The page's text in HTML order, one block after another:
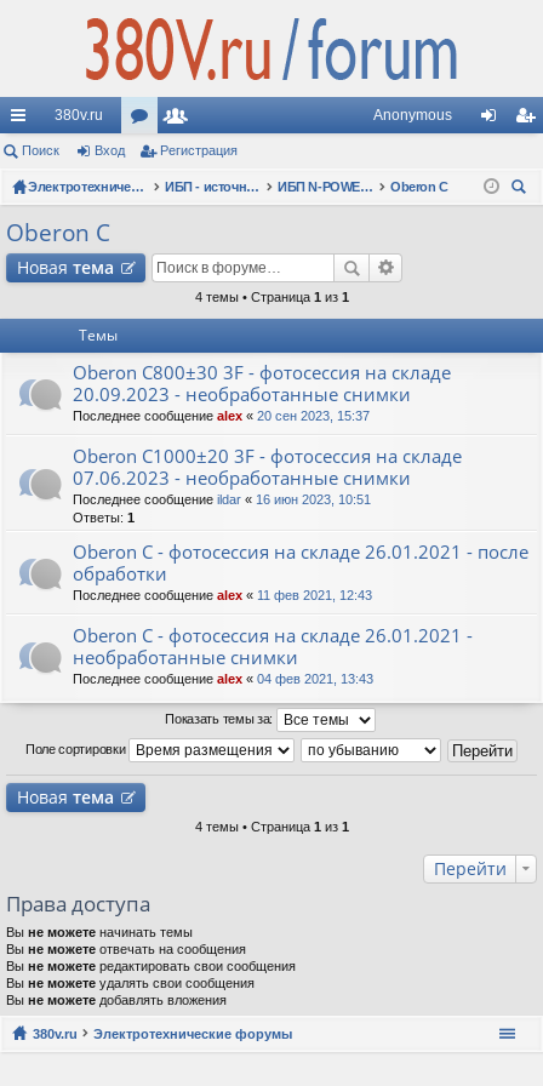
с
ы
лк
380v.ru
ор
ум
ол
ьз
ат
Anonymous
д ис
Поиск Вход Регистрация
Электротехнические форумы ИБП - источники бесперебойного питания ИБП N-POWER: новые модели (презентации, фотосессии, обзоры)
Oberon C
Oberon C
Новая тема
4 темы • Страница 1 из 1
Темы
Oberon C800±30 3F - фотосессия на складе
20.09.2023 - необработанные снимки
Последнее сообщение alex « 20 сен 2023, 15:37
Oberon C1000±20 3F - фотосессия на складе
07.06.2023 - необработанные снимки
Последнее сообщение ildar « 16 июн 2023, 10:51
Ответы: 1
Oberon C - фотосессия на складе 26.01.2021 - после
обработки
Последнее сообщение alex « 11 фев 2021, 12:43
Oberon C - фотосессия на складе 26.01.2021 -
необработанные снимки
Последнее сообщение alex « 04 фев 2021, 13:43
Показать темы за:
Поле сортировки
Новая тема
4 темы • Страница 1 из 1
Перейти
Права доступа
Вы не можете начинать темы
Вы не можете отвечать на сообщения
Вы не можете редактировать свои сообщения
Вы не можете удалять свои сообщения
Вы не можете добавлять вложения
380v.ru Электротехнические форумы